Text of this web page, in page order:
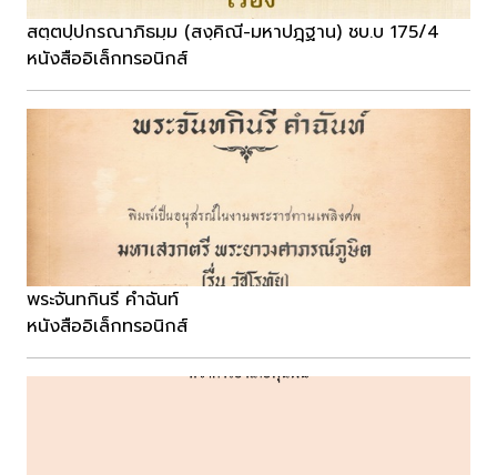
สตฺตปฺปกรณาภิธมฺม (สงฺคิณี-มหาปฎฺฐาน) ชบ.บ 175/4
หนังสืออิเล็กทรอนิกส์
พระจันทกินรี คำฉันท์
หนังสืออิเล็กทรอนิกส์